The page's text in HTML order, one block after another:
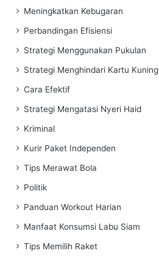
Meningkatkan Kebugaran
Perbandingan Efisiensi
Strategi Menggunakan Pukulan
Strategi Menghindari Kartu Kuning
Cara Efektif
Strategi Mengatasi Nyeri Haid
Kriminal
Kurir Paket Independen
Tips Merawat Bola
Politik
Panduan Workout Harian
Manfaat Konsumsi Labu Siam
Tips Memilih Raket